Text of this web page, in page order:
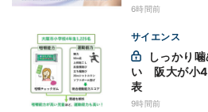
6時間前
サイエンス
い 阪大が小4
表
9時間前